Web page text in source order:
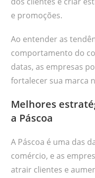
e promoções.
Ao entender as
comportamento do
datas, as empresas
fortalecer sua marca
Melhores
a Páscoa
A Páscoa é uma das
comércio, e as
atrair clientes e